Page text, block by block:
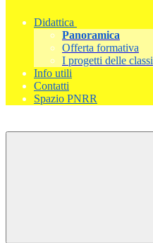
Didattica
Panoramica
Offerta formativa
I progetti delle classi
Info utili
Contatti
Spazio PNRR